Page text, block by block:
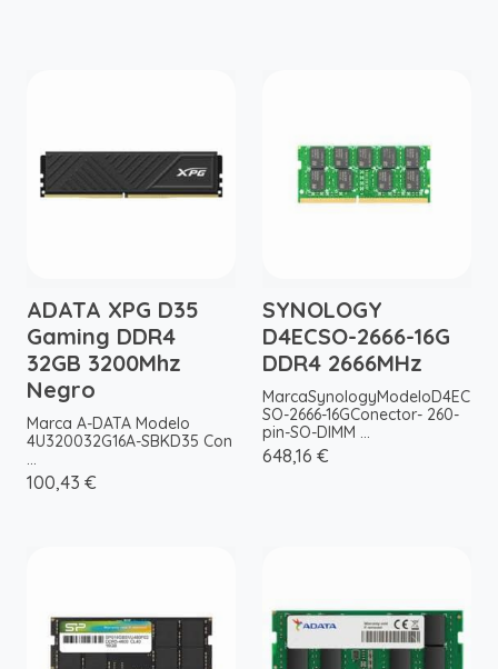
ADATA XPG D35
Gaming DDR4
32GB 3200Mhz
Negro
Marca A-DATA Modelo
4U320032G16A-SBKD35 Con
...
100,43 €
SYNOLOGY
D4ECSO-2666-16G
DDR4 2666MHz
MarcaSynologyModeloD4EC
SO-2666-16GConector- 260-
pin-SO-DIMM ...
648,16 €